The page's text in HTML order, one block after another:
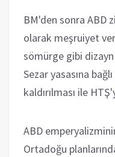
BM'den sonra ABD
olarak meşruiyet
sömürge gibi
Sezar yasasına
kaldırılması ile
ABD
Ortadoğu